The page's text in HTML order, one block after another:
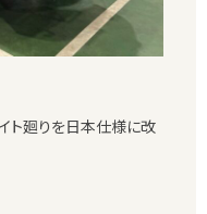
ト廻りを日本仕様に改